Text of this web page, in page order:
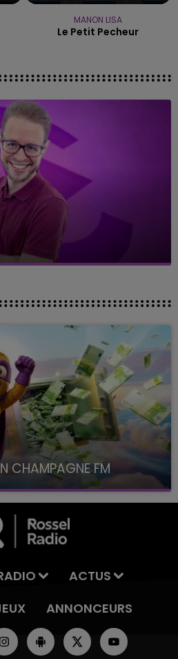
MANON LISA
Le Petit Pecheur
CHAMPAGNE FM
FM, à 8H10
ACTUS
ANNONCEURS